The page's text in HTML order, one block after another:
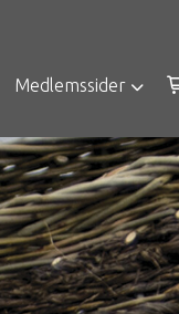
Medlemssider